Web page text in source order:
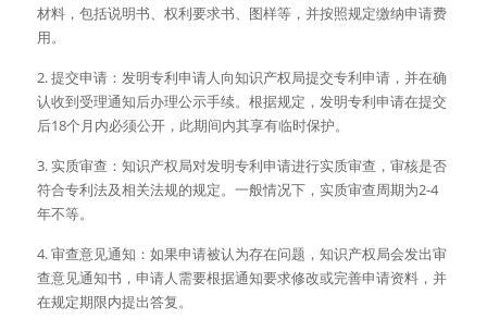
材料，包括说明书、权利要求书、图样等，并按照规定缴纳申请费
用。
2. 提交申请：发明专利申请人向知识产权局提交专利申请，并在确
认收到受理通知后办理公示手续。根据规定，发明专利申请在提交
后18个月内必须公开，此期间内其享有临时保护。
3. 实质审查：知识产权局对发明专利申请进行实质审查，审核是否
符合专利法及相关法规的规定。一般情况下，实质审查周期为2-4
年不等。
4. 审查意见通知：如果申请被认为存在问题，知识产权局会发出审
查意见通知书，申请人需要根据通知要求修改或完善申请资料，并
在规定期限内提出答复。